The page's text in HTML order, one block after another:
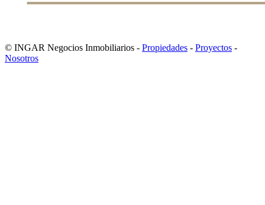
© INGAR Negocios Inmobiliarios - Propiedades - Proyectos -
Nosotros